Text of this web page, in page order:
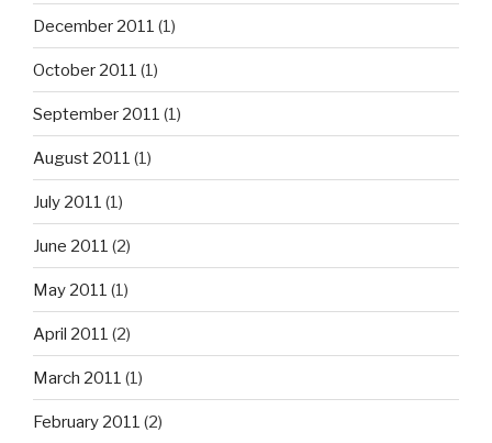
December 2011 (1)
October 2011 (1)
September 2011 (1)
August 2011 (1)
July 2011 (1)
June 2011 (2)
May 2011 (1)
April 2011 (2)
March 2011 (1)
February 2011 (2)